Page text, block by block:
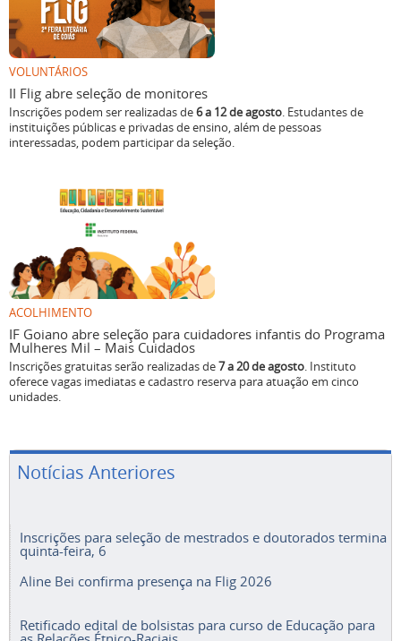
VOLUNTÁRIOS
II Flig abre seleção de monitores
Inscrições podem ser realizadas de6 a 12 de agosto. Estudantes de
instituições públicas e privadas de ensino, além de pessoas
interessadas, podem participar da seleção.
ACOLHIMENTO
IF Goiano abre seleção para cuidadores infantis do Programa
Mulheres Mil – Mais Cuidados
Inscrições gratuitas serão realizadas de7 a 20 de agosto. Instituto
oferece vagas imediatas e cadastro reserva para atuação em cinco
unidades.
Notícias Anteriores
Inscrições para seleção de mestrados e doutorados termina
quinta-feira, 6
Aline Bei confirma presença na Flig 2026
Retificado edital de bolsistas para curso de Educação para